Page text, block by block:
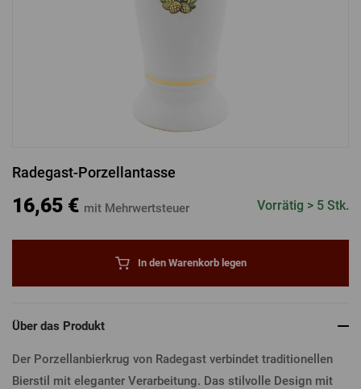
ANMELDUNG ÜBER GOOGLE
Radegast-Porzellantasse
16,65 € mit Mehrwertsteuer Vorrätig > 5 Stk.
In den Warenkorb legen
Über das Produkt
Der Porzellanbierkrug von Radegast verbindet traditionellen
Bierstil mit eleganter Verarbeitung. Das stilvolle Design mit